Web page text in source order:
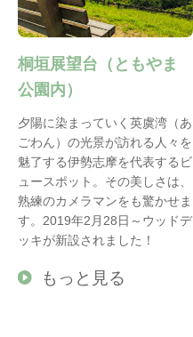
桐垣展望台（ともやま
公園内）
夕陽に染まっていく英虞湾（あ
ごわん）の光景が訪れる人々を
魅了する伊勢志摩を代表するビ
ュースポット。その美しさは、
熟練のカメラマンをも驚かせま
す。2019年2月28日～ウッドデ
ッキが新設されました！
もっと見る